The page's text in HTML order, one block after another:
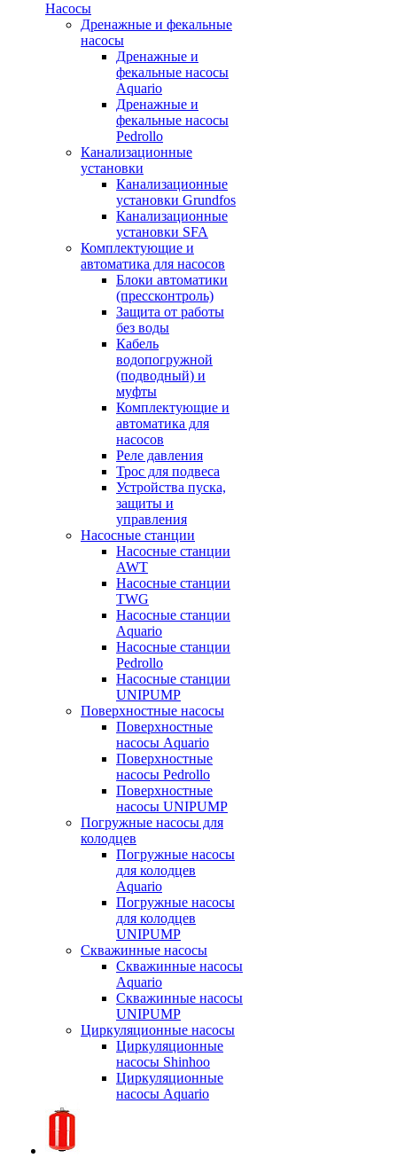
Насосы
Дренажные и фекальные
насосы
Дренажные и
фекальные насосы
Aquario
Дренажные и
фекальные насосы
Pedrollo
Канализационные
установки
Канализационные
установки Grundfos
Канализационные
установки SFA
Комплектующие и
автоматика для насосов
Блоки автоматики
(прессконтроль)
Защита от работы
без воды
Кабель
водопогружной
(подводный) и
муфты
Комплектующие и
автоматика для
насосов
Реле давления
Трос для подвеса
Устройства пуска,
защиты и
управления
Насосные станции
Насосные станции
AWT
Насосные станции
TWG
Насосные станции
Aquario
Насосные станции
Pedrollo
Насосные станции
UNIPUMP
Поверхностные насосы
Поверхностные
насосы Aquario
Поверхностные
насосы Pedrollo
Поверхностные
насосы UNIPUMP
Погружные насосы для
колодцев
Погружные насосы
для колодцев
Aquario
Погружные насосы
для колодцев
UNIPUMP
Скважинные насосы
Скважинные насосы
Aquario
Скважинные насосы
UNIPUMP
Циркуляционные насосы
Циркуляционные
насосы Shinhoo
Циркуляционные
насосы Aquario